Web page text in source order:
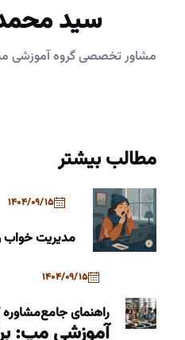
سید
مشاور تخصصی گروه آموزشی
مطالب بیشتر
1404/09/15
مدیریت
1404/09/15
راهنمای جامعمشاوره
آموزشی مپ: